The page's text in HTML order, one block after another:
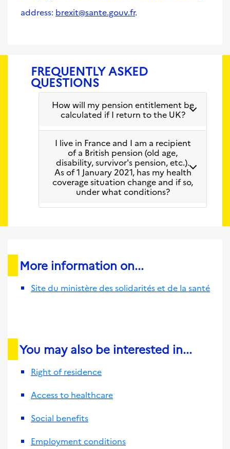
address: brexit@sante.gouv.fr.
FREQUENTLY ASKED
QUESTIONS
How will my pension entitlement be
calculated if I return to the UK?
I live in France and I am a recipient
of a British pension (old age,
disability, survivor's pension, etc.).
As of 1 January 2021, has my health
coverage situation change and if so,
under what conditions?
More information on...
Site du ministère des solidarités et de la santé
You may also be interested in...
Right of residence
Access to healthcare
Social benefits
Employment conditions